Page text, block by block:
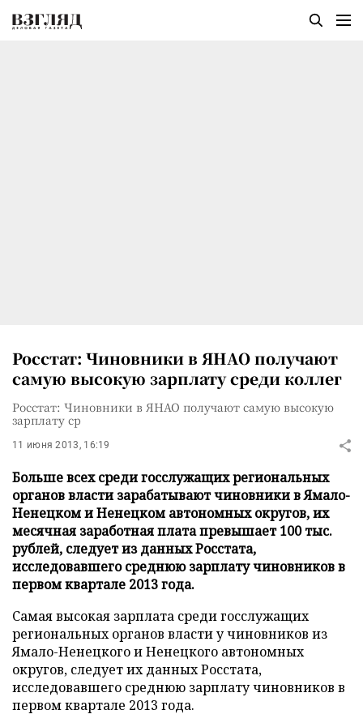
Росстат: Чиновники в ЯНАО получают
самую высокую зарплату среди коллег
Росстат: Чиновники в ЯНАО получают самую высокую
зарплату ср
11 июня 2013, 16:19
Больше всех среди госслужащих региональных
органов власти зарабатывают чиновники в Ямало-
Ненецком и Ненецком автономных округов, их
месячная заработная плата превышает 100 тыс.
рублей, следует из данных Росстата,
исследовавшего среднюю зарплату чиновников в
первом квартале 2013 года.
Самая высокая зарплата среди госслужащих
региональных органов власти у чиновников из
Ямало-Ненецкого и Ненецкого автономных
округов, следует их данных Росстата,
исследовавшего среднюю зарплату чиновников в
первом квартале 2013 года.